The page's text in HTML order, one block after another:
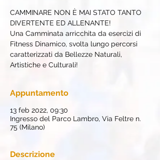
CAMMINARE NON È MAI STATO TANTO
DIVERTENTE ED ALLENANTE!
Una Camminata arricchita da esercizi di
Fitness Dinamico, svolta lungo percorsi
caratterizzati da Bellezze Naturali,
Artistiche e Culturali!
Appuntamento
13 feb 2022, 09:30
Ingresso del Parco Lambro, Via Feltre n.
75 (Milano)
Descrizione